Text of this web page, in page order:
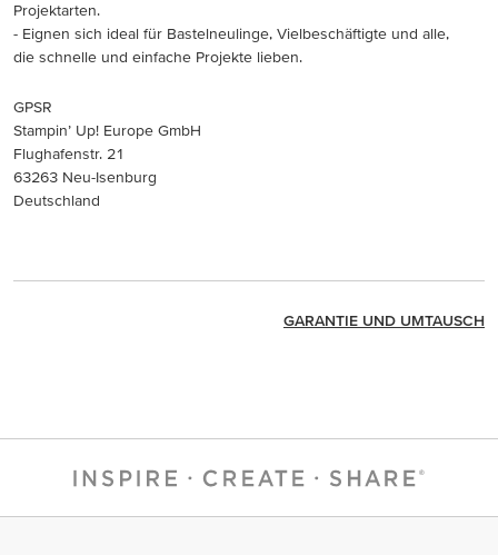
Projektarten.
- Eignen sich ideal für Bastelneulinge, Vielbeschäftigte und alle,
die schnelle und einfache Projekte lieben.
GPSR
Stampin’ Up! Europe GmbH
Flughafenstr. 21
63263 Neu-Isenburg
Deutschland
GARANTIE UND UMTAUSCH